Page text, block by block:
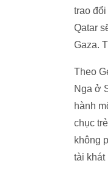
trao
Qatar
Gaza.
Theo
Nga ở
hành
chục
không
tài khát